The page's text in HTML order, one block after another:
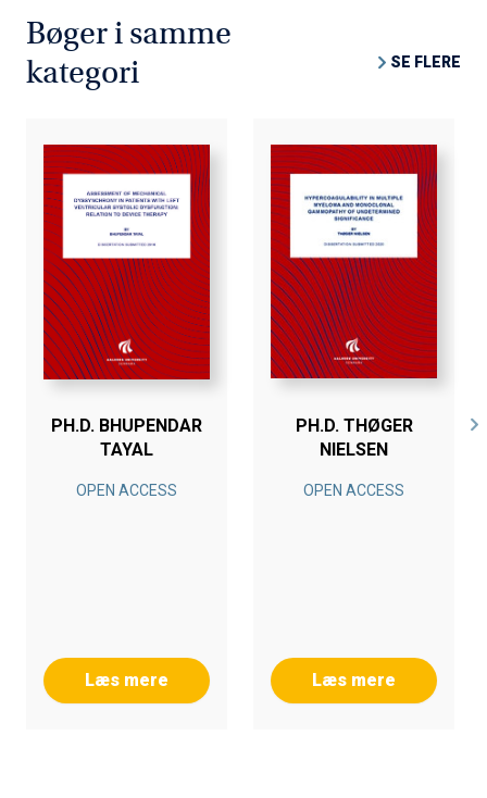
Bøger i samme
kategori
SE FLERE
PH.D. BHUPENDAR
TAYAL
OPEN ACCESS
Læs mere
PH.D. THØGER
NIELSEN
OPEN ACCESS
Læs mere